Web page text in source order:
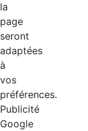
la
page
seront
adaptées
à
vos
préférences.
Publicité
Google